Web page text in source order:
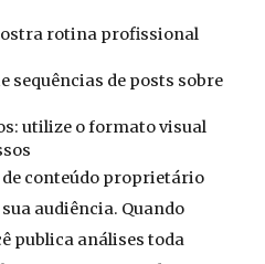
rotina profissional
sequências de posts sobre
utilize o formato visual
conteúdo proprietário
audiência. Quando
publica análises toda